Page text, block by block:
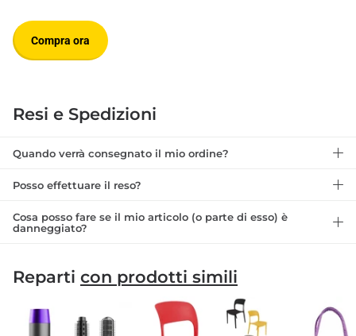
Compra ora
Resi e Spedizioni
Quando verrà consegnato il mio ordine?
Posso effettuare il reso?
Cosa posso fare se il mio articolo (o parte di esso) è
danneggiato?
Reparti con prodotti simili